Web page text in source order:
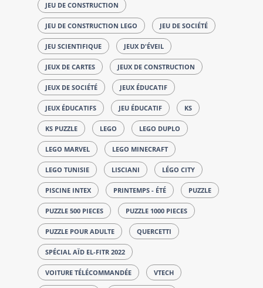
JEU DE CONSTRUCTION
JEU DE CONSTRUCTION LEGO JEU DE SOCIÉTÉ
JEU SCIENTIFIQUE JEUX D'ÉVEIL
JEUX DE CARTES JEUX DE CONSTRUCTION
JEUX DE SOCIÉTÉ JEUX ÉDUCATIF
JEUX ÉDUCATIFS JEU ÉDUCATIF KS
KS PUZZLE LEGO LEGO DUPLO
LEGO MARVEL LEGO MINECRAFT
LEGO TUNISIE LISCIANI LÉGO CITY
PISCINE INTEX PRINTEMPS - ÉTÉ PUZZLE
PUZZLE 500 PIECES PUZZLE 1000 PIECES
PUZZLE POUR ADULTE QUERCETTI
SPÉCIAL AÏD EL-FITR 2022
VOITURE TÉLÉCOMMANDÉE VTECH